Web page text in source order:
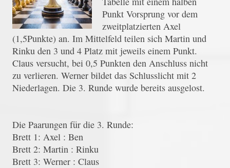
Punkt Vorsprung vor dem
zweitplatzierten Axel
(1,5Punkte) an. Im Mittelfeld teilen sich Martin und
Rinku den 3 und 4 Platz mit jeweils einem Punkt.
Claus versucht, bei 0,5 Punkten den Anschluss nicht
zu verlieren. Werner bildet das Schlusslicht mit 2
Niederlagen. Die 3. Runde wurde bereits ausgelost.
Die Paarungen für die 3. Runde:
Brett 1: Axel : Ben
Brett 2: Martin : Rinku
Brett 3: Werner : Claus